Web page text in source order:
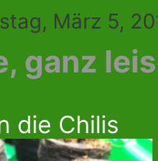
März 5,
ganz
die Chilis